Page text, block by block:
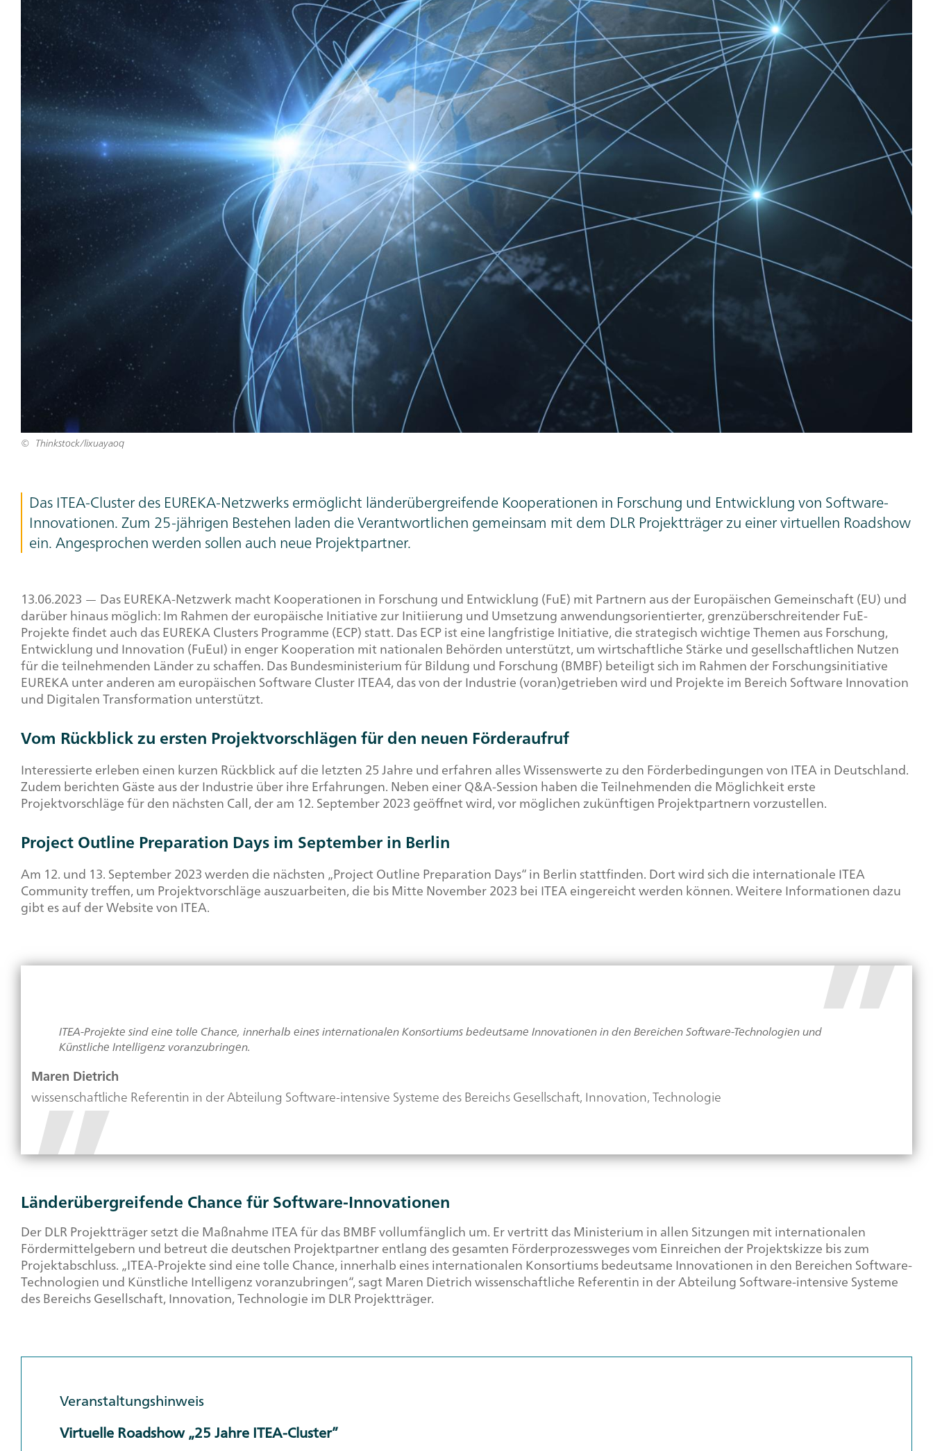
Thinkstock/lixuayaoq
Teaser
Text
Das ITEA-Cluster des EUREKA-Netzwerks ermöglicht länderübergreifende Kooperationen in Forschung und Entwicklung vonSoftware-
Innovationen. Zum 25-jährigen Bestehen laden die Verantwortlichen gemeinsam mit dem DLR Projektträger zu einer virtuellen Roadshow
ein. Angesprochen werden sollen auch neue Projektpartner.
13.06.2023 — Das EUREKA-Netzwerk macht Kooperationen in Forschung und Entwicklung (FuE) mit Partnern aus der Europäischen Gemeinschaft (EU) und
darüber hinaus möglich: Im Rahmen der europäische Initiative zur Initiierung und Umsetzung anwendungsorientierter, grenzüberschreitender FuE-
Projekte findet auch das EUREKAClustersProgramme (ECP) statt. Das ECP ist eine langfristige Initiative, die strategisch wichtige Themen aus Forschung,
Entwicklung und Innovation (FuEuI) in enger Kooperation mit nationalen Behörden unterstützt, um wirtschaftliche Stärke und gesellschaftlichen Nutzen
für die teilnehmenden Länder zu schaffen. Das Bundesministerium für Bildung und Forschung (BMBF) beteiligt sich im Rahmen der Forschungsinitiative
EUREKA unter anderen am europäischenSoftwareClusterITEA4, das von der Industrie (voran)getrieben wird und Projekte im BereichSoftwareInnovation
und Digitalen Transformation unterstützt.
Vom Rückblick zu ersten Projektvorschlägen für den neuen Förderaufruf
Interessierte erleben einen kurzen Rückblick auf die letzten 25 Jahre und erfahren alles Wissenswerte zu den Förderbedingungen von ITEA in Deutschland.
Zudem berichten Gäste aus der Industrie über ihre Erfahrungen. Neben einer Q&A-Sessionhaben die Teilnehmenden die Möglichkeit erste
Projektvorschläge für den nächstenCall, der am 12. September 2023 geöffnet wird, vor möglichen zukünftigen Projektpartnern vorzustellen.
Project Outline Preparation Daysim September in Berlin
Am 12. und 13. September 2023 werden die nächsten „Project Outline Preparation Days“ in Berlin stattfinden. Dort wird sich die internationale ITEA
Communitytreffen, um Projektvorschläge auszuarbeiten, die bis Mitte November 2023 bei ITEA eingereicht werden können. Weitere Informationen dazu
gibt es auf der Website von ITEA.
ITEA-Projekte sind eine tolle Chance, innerhalb eines internationalen Konsortiums bedeutsame Innovationen in den Bereichen Software-Technologien und
Künstliche Intelligenz voranzubringen.
Maren Dietrich
wissenschaftliche Referentin in der Abteilung Software-intensive Systeme des Bereichs Gesellschaft, Innovation, Technologie
Länderübergreifende Chance fürSoftware-Innovationen
Der DLR Projektträger setzt die Maßnahme ITEA für das BMBF vollumfänglich um. Er vertritt das Ministerium in allen Sitzungen mit internationalen
Fördermittelgebern und betreut die deutschen Projektpartner entlang des gesamten Förderprozessweges vom Einreichen der Projektskizze bis zum
Projektabschluss. „ITEA-Projekte sind eine tolle Chance, innerhalb eines internationalen Konsortiums bedeutsame Innovationen in den BereichenSoftware-
Technologien und Künstliche Intelligenz voranzubringen“, sagt Maren Dietrich wissenschaftliche Referentin in der Abteilung Software-intensive Systeme
des Bereichs Gesellschaft, Innovation, Technologie im DLR Projektträger.
Veranstaltungshinweis
Virtuelle Roadshow „25 Jahre ITEA-Cluster”